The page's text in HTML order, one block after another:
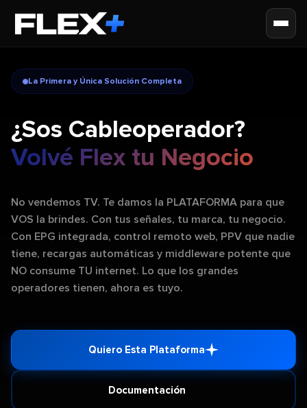
La Primera y Única Solución Completa
¿Sos Cableoperador?
Volvé Flex tu Negocio
No vendemos TV. Te damos la PLATAFORMA para que
VOS la brindes. Con tus señales, tu marca, tu negocio.
Con EPG integrada, control remoto web, PPV que nadie
tiene, recargas automáticas y middleware potente que
NO consume TU internet. Lo que los grandes
operadores tienen, ahora es tuyo.
Quiero Esta Plataforma
Documentación